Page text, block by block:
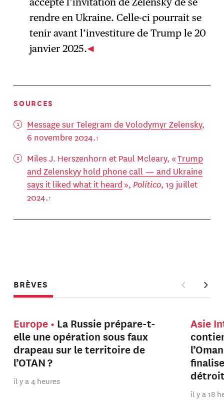
rendre en Ukraine. Celle-ci pourrait se
tenir avant l’investiture de Trump le 20
janvier 2025.
SOURCES
Message sur Telegram de Volodymyr Zelensky,
6 novembre 2024.
Miles J. Herszenhorn et Paul Mcleary, «Trump
and Zelenskyy hold phone call — and Ukraine
says it liked what it heard», Politico, 19 juillet
2024.
BRÈVES
Europe
La Russie prépare-t-
elle une opération sous faux
drapeau sur le territoire de
l’OTAN ?
il y a 4 heures
Asie
il y a 18